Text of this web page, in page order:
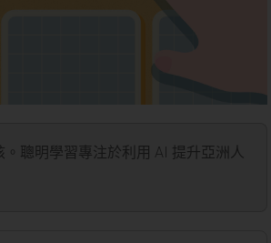
聰明學習專注於利用 AI 提升亞洲人